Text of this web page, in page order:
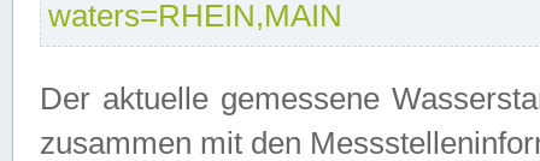
waters=RHEIN,MAIN
Der aktuelle gemessene
zusammen mit den